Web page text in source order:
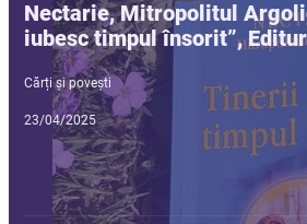
Nectarie, Mitropolitul
iubesc timpul însorit”,
Cărți și povești
23/04/2025